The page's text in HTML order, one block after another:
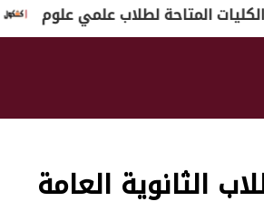
تقديم
الثانوية العامة